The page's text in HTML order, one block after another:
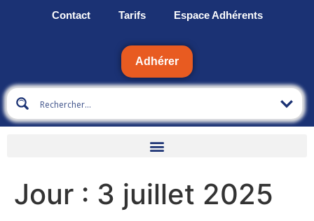
Contact Tarifs Espace Adhérents
Adhérer
Jour : 3 juillet 2025